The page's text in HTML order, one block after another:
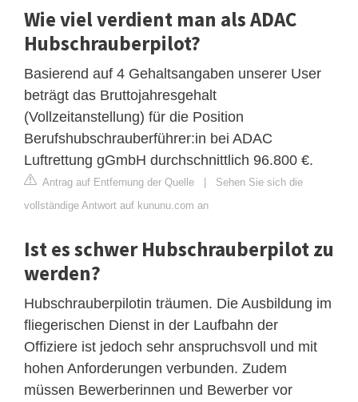
Wie viel verdient man als ADAC
Hubschrauberpilot?
Basierend auf 4 Gehaltsangaben unserer User
beträgt das Bruttojahresgehalt
(Vollzeitanstellung) für die Position
Berufshubschrauberführer:in bei ADAC
Luftrettung gGmbH durchschnittlich 96.800 €.
Antrag auf Entfernung der Quelle | Sehen Sie sich die
vollständige Antwort auf kununu.com an
Ist es schwer Hubschrauberpilot zu
werden?
Hubschrauberpilotin träumen. Die Ausbildung im
fliegerischen Dienst in der Laufbahn der
Offiziere ist jedoch sehr anspruchsvoll und mit
hohen Anforderungen verbunden. Zudem
müssen Bewerberinnen und Bewerber vor